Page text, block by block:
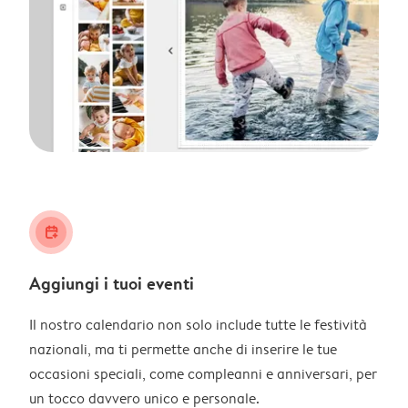
calendar_plus
Aggiungi i tuoi eventi
Il nostro calendario non solo include tutte le festività
nazionali, ma ti permette anche di inserire le tue
occasioni speciali, come compleanni e anniversari, per
un tocco davvero unico e personale.